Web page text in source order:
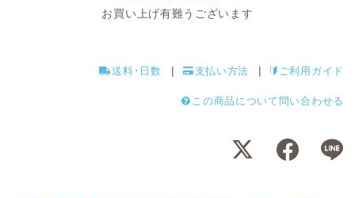
お買い上げ有難うございます
送料･日数 支払い方法 ご利用ガイド
この商品について問い合わせる